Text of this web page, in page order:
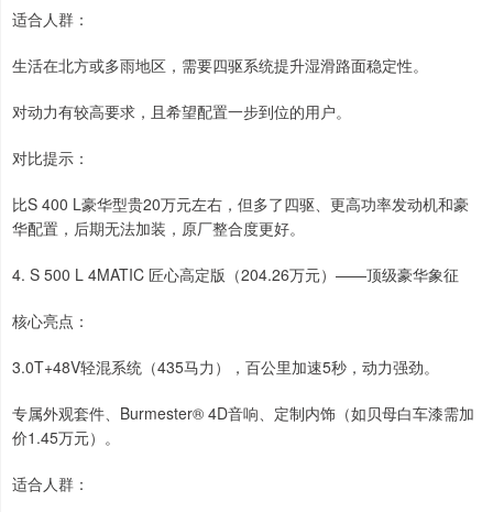
适合人群：
生活在北方或多雨地区，需要四驱系统提升湿滑路面稳定性。
对动力有较高要求，且希望配置一步到位的用户。
对比提示：
比S 400 L豪华型贵20万元左右，但多了四驱、更高功率发动机和豪
华配置，后期无法加装，原厂整合度更好。
4. S 500 L 4MATIC 匠心高定版（204.26万元）——顶级豪华象征
核心亮点：
3.0T+48V轻混系统（435马力），百公里加速5秒，动力强劲。
专属外观套件、Burmester® 4D音响、定制内饰（如贝母白车漆需加
价1.45万元）。
适合人群：